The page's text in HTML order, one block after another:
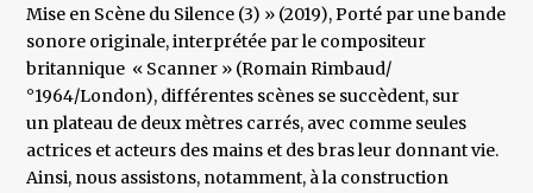
Mise en Scène du Silence (3) » (2019), Porté par une bande
sonore originale, interprétée par le compositeur
britannique « Scanner » (Romain Rimbaud/
°1964/London), différentes scènes se succèdent, sur
un plateau de deux mètres carrés, avec comme seules
actrices et acteurs des mains et des bras leur donnant vie.
Ainsi, nous assistons, notamment, à la construction